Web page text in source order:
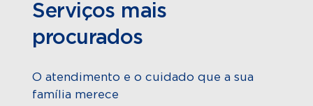
Serviços mais
procurados
O atendimento e o cuidado que a sua
família merece